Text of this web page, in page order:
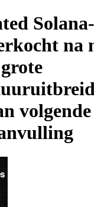
na
volgende